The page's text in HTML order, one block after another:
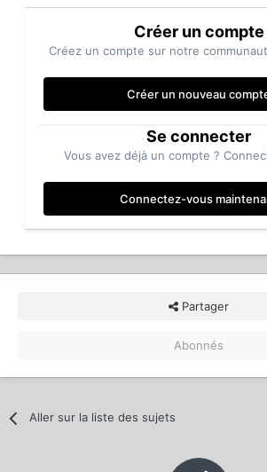
Créer un compte
Créez un compte sur notre
Créer un nouveau
Se connecter
Vous avez déjà un compte ?
Connectez-vous
Partager
Abonnés
Aller sur la liste des sujets